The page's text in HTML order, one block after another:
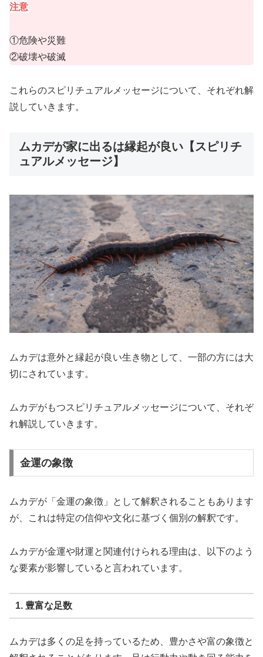
注意
①危険や災難
②破壊や破滅
これらのスピリチュアルメッセージについて、それぞれ解
説していきます。
ムカデが家に出るは縁起が良い【スピリチ
ュアルメッセージ】
ムカデは意外と縁起が良い生き物として、一部の方には大
切にされています。
ムカデがもつスピリチュアルメッセージについて、それぞ
れ解説していきます。
金運の象徴
ムカデが「金運の象徴」として解釈されることもあります
が、これは特定の信仰や文化に基づく個別の解釈です。
ムカデが金運や財運と関連付けられる理由は、以下のよう
な要素が影響していると言われています。
1. 豊富な足数
ムカデは多くの足を持っているため、豊かさや富の象徴と